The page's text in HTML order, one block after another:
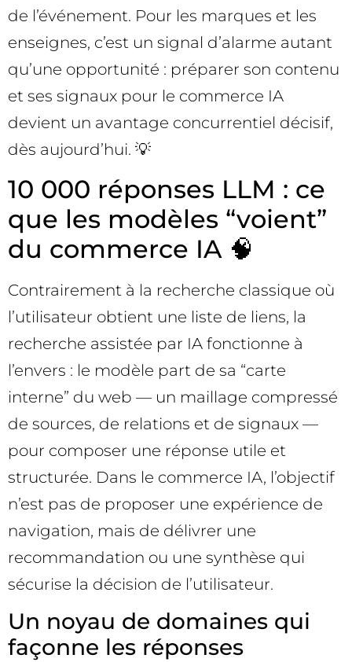
de l’événement. Pour les marques et les
enseignes, c’est un signal d’alarme autant
qu’une opportunité : préparer son contenu
et ses signaux pour le commerce IA
devient un avantage concurrentiel décisif,
dès aujourd’hui. 💡
10 000 réponses LLM : ce
que les modèles “voient”
du commerce IA 🧠
Contrairement à la recherche classique où
l’utilisateur obtient une liste de liens, la
recherche assistée par IA fonctionne à
l’envers : le modèle part de sa “carte
interne” du web — un maillage compressé
de sources, de relations et de signaux —
pour composer une réponse utile et
structurée. Dans le commerce IA, l’objectif
n’est pas de proposer une expérience de
navigation, mais de délivrer une
recommandation ou une synthèse qui
sécurise la décision de l’utilisateur.
Un noyau de domaines qui
façonne les réponses